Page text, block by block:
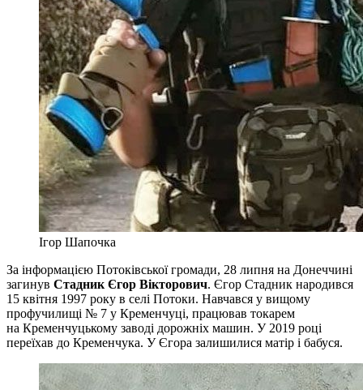
Ігор Шапочка
За інформацією Потоківської громади, 28 липня на Донеччині
загинув Стадник Єгор Вікторович. Єгор Стадник народився
15 квітня 1997 року в селі Потоки. Навчався у вищому
профучилищі № 7 у Кременчуці, працював токарем
на Кременчуцькому заводі дорожніх машин. У 2019 році
переїхав до Кременчука. У Єгора залишилися матір і бабуся.